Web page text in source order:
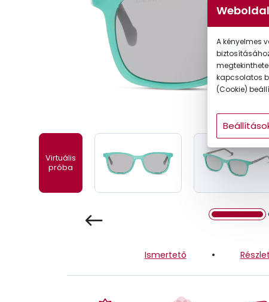
Gyermek
Virtuális
próba
Ismertető
A kényelmes
kapcsolatos
(Cookie)